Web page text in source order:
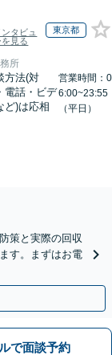
ンタビュ
を見る
東京都
所
方法(対
電話・ビデ
ど)は応相
営業時間：0
6:00~23:55
（平日）
策と実際の回収
す。まずはお電
で面談予約